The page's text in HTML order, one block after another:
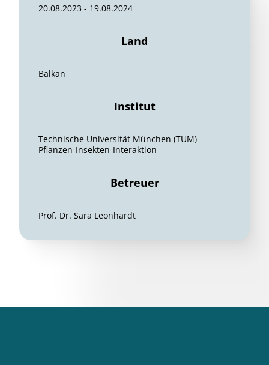
20.08.2023 - 19.08.2024
Land
Balkan
Institut
Technische Universität München (TUM)
Pflanzen-Insekten-Interaktion
Betreuer
Prof. Dr. Sara Leonhardt